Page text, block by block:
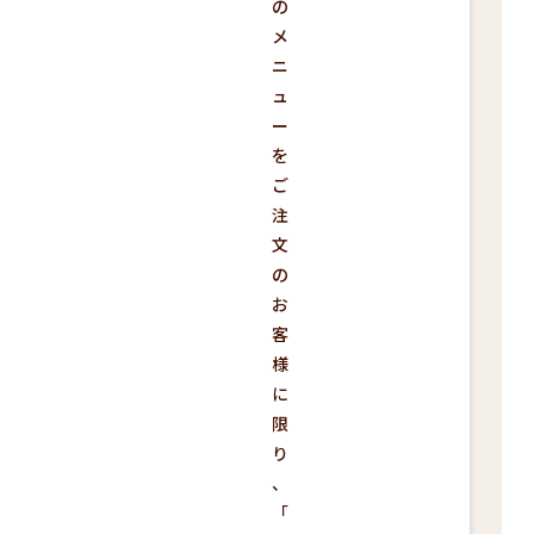
の
メ
ニ
ュ
ー
を
ご
注
文
の
お
客
様
に
限
り
、
「